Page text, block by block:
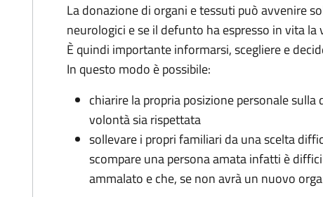
La donazione di organi e tessuti può avvenire
neurologici e se il defunto ha espresso in vita
È quindi importante informarsi, scegliere e
In questo modo è possibile:
chiarire la propria posizione personale
volontà sia rispettata
sollevare i propri familiari da una scelta
scompare una persona amata infatti è
ammalato e che, se non avrà un nuovo